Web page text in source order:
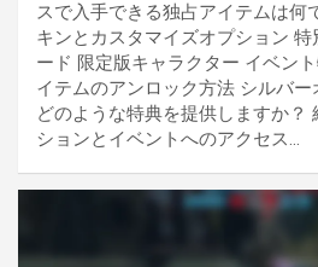
スで入手できる独占アイテムは何
キンとカスタマイズオプション
ード 限定版キャラクター イベン
イテムのアンロック方法 シルバ
どのような特典を提供しますか？
ションとイベントへのアクセス…